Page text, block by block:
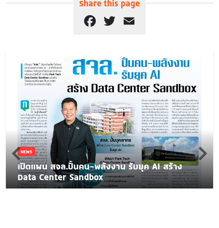
Share this page
Facebook
Twitter
NEWS
เปิดแผน สจล.ปั้นคน-พลังงาน รับยุค AI สร้าง
Data Center Sandbox